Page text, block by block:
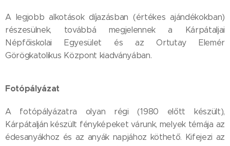
A legjobb alkotások díjazásban (értékes ajándékokban)
részesülnek, továbbá megjelennek a Kárpátaljai
Népfőiskolai Egyesület és az Ortutay Elemér
Görögkatolikus Központ kiadványában.
Fotópályázat
A fotópályázatra olyan régi (1980 előtt készült),
Kárpátalján készült fényképeket várunk, melyek témája az
édesanyákhoz és az anyák napjához köthető. Kifejezi az